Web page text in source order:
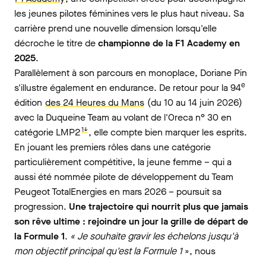
les jeunes pilotes féminines vers le plus haut niveau. Sa
carrière prend une nouvelle dimension lorsqu'elle
décroche le titre dechampionne de la F1 Academy en
2025.
Parallèlement à son parcours en monoplace, Doriane Pin
s'illustre également en endurance. De retour pour la 94e
édition des 24 Heures du Mans (du 10 au 14 juin 2026)
avec la Duqueine Team au volant de l'Oreca n° 30 en
catégorie LMP21↓, elle compte bien marquer les esprits.
En jouant les premiers rôles dans une catégorie
particulièrement compétitive, la jeune femme – qui a
aussi été nommée pilote de développement du Team
Peugeot TotalEnergies en mars 2026 – poursuit sa
progression. Une trajectoire qui nourrit plus que jamais
son rêve ultime : rejoindre un jour la grille de départ de
la Formule 1. « Je souhaite gravir les échelons jusqu'à
mon objectif principal qu'est la Formule 1», nous